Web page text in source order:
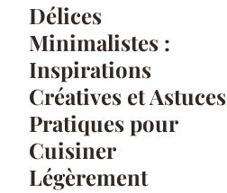
Délices
Minimalistes :
Inspirations
Créatives et Astuces
Pratiques pour
Cuisiner
Légèrement